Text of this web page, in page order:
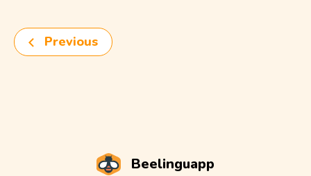
Previous
Beelinguapp